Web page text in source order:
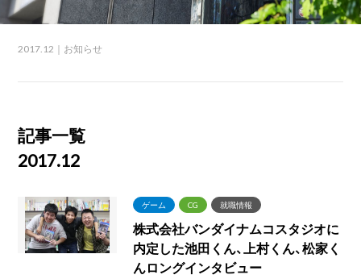
2017.12 ｜お知らせ
記事一覧
2017.12
ゲーム CG 就職情報
株式会社バンダイナムコスタジオに
内定した池田くん、上村くん、松家く
んロングインタビュー